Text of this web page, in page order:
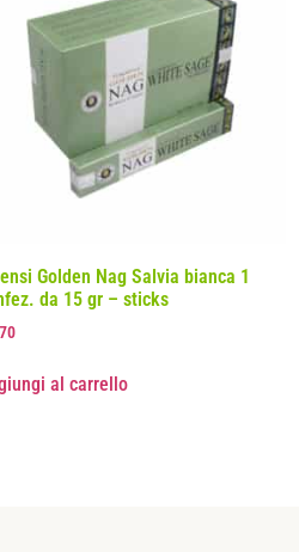
Golden Nag Salvia bianca 1
da 15 gr – sticks
al carrello